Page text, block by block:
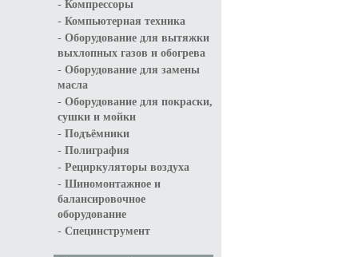
- Компрессоры
- Компьютерная техника
- Оборудование для вытяжки
выхлопных газов и обогрева
- Оборудование для замены
масла
- Оборудование для покраски,
сушки и мойки
- Подъёмники
- Полиграфия
- Рециркуляторы воздуха
- Шиномонтажное и
балансировочное
оборудование
- Специнструмент